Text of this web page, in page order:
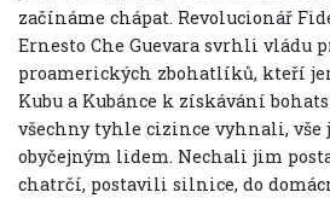
začínáme chápat. Revolucionář
Ernesto Che Guevara svrhli vládu
proamerických zbohatlíků, kteří
Kubu a Kubánce k získávání
všechny tyhle cizince vyhnali,
obyčejným lidem. Nechali jim
chatrčí, postavili silnice, do